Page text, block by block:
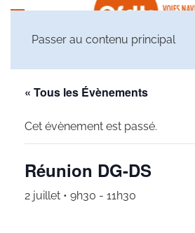
Passer au contenu principal
« Tous les Évènements
Cet évènement est passé.
Réunion DG-DS
2 juillet • 9h30 - 11h30